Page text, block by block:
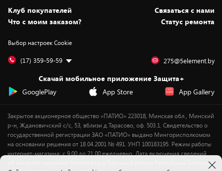
Статьи и обзоры
Вакансии
Дай пять добру!
Безналичный расчёт
Обмен и возврат товара
Обработка персональных данных
Подарочные карты
Установка техники
Для игровых консолей
Для мобильных устройств
Для компьютеров
Сервисные центры
Скидки и промокоды
Белорусские товары
Бонусы
Оплата частями
Уценка
Клуб покупателей
Cвязаться с нами
Что с моим заказом?
Статус ремонта
Выбор настроек Cookie
(17) 359-59-59 275@5element.by
Скачай мобильное приложение Защита+
GooglePlay
App Store App Gallery
Закрытое акционерное общество «ПАТИО» 223018, Минская обл., Минский
р-н, Ждановичский с/с, 53, вблизи д.Тарасово, оф. 503.1. Свидетельство о
государственной регистрации ЗАО «ПАТИО» выдано Мингорисполкомом
на основании решения от 18.04.2001 № 491. УНП 100183195. Режим работы
интернет-магазина: с 9.00 до 21.00 ежедневно. Дата включения сведений
об интернет-магазине 5element.by в Торговый реестр Республики Беларусь